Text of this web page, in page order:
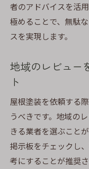
者のアドバイスを活
極めることで、無駄
スを実現します。
地域のレビュー
ト
屋根塗装を依頼する
うべきです。地域の
きる業者を選ぶこと
掲示板をチェックし
考にすることが推奨